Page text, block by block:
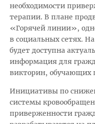
необходимости
терапии. В плане
«Горячей линии»,
в социальных сетях.
будет доступна
информация для
викторин, обучающих
Инициативы по
системы
приверженности